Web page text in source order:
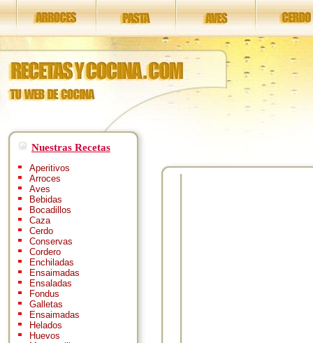
Nuestras Recetas
Aperitivos
Arroces
Aves
Bebidas
Bocadillos
Caza
Cerdo
Conservas
Cordero
Enchiladas
Ensaimadas
Ensaladas
Fondus
Galletas
Ensaimadas
Helados
Huevos